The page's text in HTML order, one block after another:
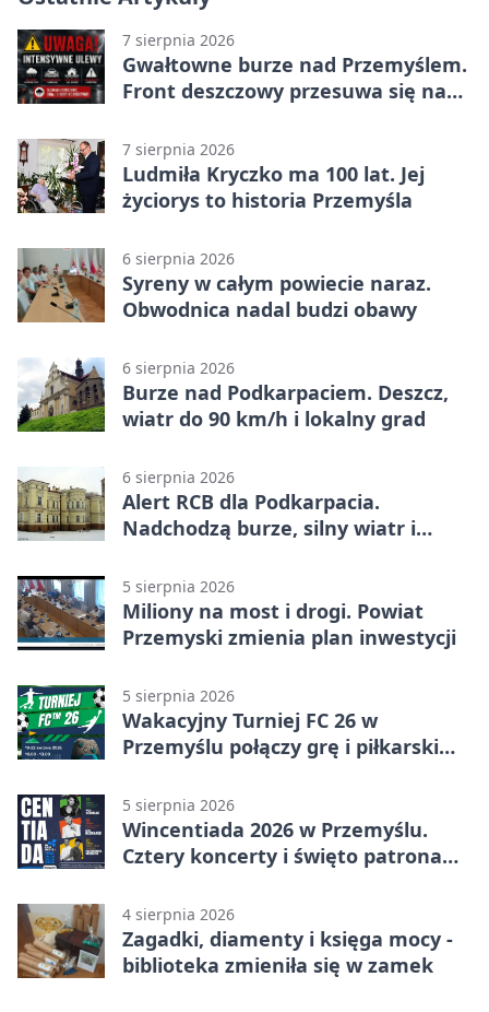
7 sierpnia 2026
Gwałtowne burze nad Przemyślem.
Front deszczowy przesuwa się na
7 sierpnia 2026
Ludmiła Kryczko ma 100 lat. Jej
życiorys to historia Przemyśla
6 sierpnia 2026
Syreny w całym powiecie naraz.
Obwodnica nadal budzi obawy
6 sierpnia 2026
Burze nad Podkarpaciem. Deszcz,
wiatr do 90 km/h i lokalny grad
6 sierpnia 2026
Alert RCB dla Podkarpacia.
Nadchodzą burze, silny wiatr i
5 sierpnia 2026
Miliony na most i drogi. Powiat
Przemyski zmienia plan inwestycji
5 sierpnia 2026
Wakacyjny Turniej FC 26 w
Przemyślu połączy grę i piłkarski
5 sierpnia 2026
Wincentiada 2026 w Przemyślu.
Cztery koncerty i święto patrona
4 sierpnia 2026
Zagadki, diamenty i księga mocy -
biblioteka zmieniła się w zamek